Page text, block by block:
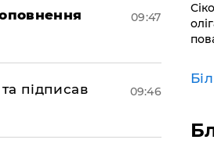
09:47
підписав
09:46